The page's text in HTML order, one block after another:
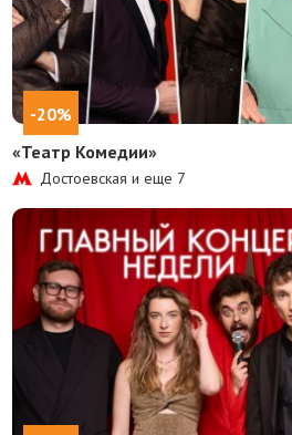
-20%
«Театр Комедии»
Достоевская и еще 7